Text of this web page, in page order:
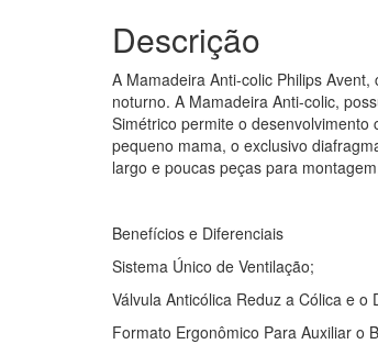
Descrição
A Mamadeira Anti-colic Philips
noturno. A Mamadeira Anti-colic,
Simétrico permite o
pequeno mama, o exclusivo
largo e poucas peças para
Benefícios e Diferenciais
Sistema Único de Ventilação;
Válvula Anticólica Reduz a Cólica e o
Formato Ergonômico Para Auxiliar o